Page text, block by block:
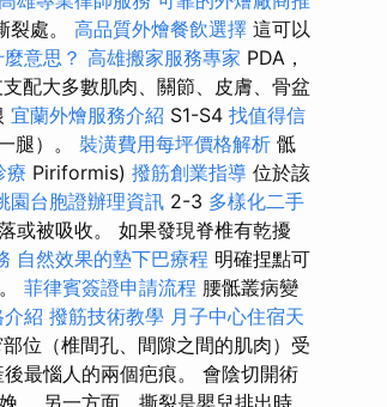
裂處。 高品質外燴餐飲選擇 這可以
意思？ 高雄搬家服務專家 PDA，
配大多數肌肉、關節、皮膚、骨盆
宜蘭外燴服務介紹 S1-S4 找值得信
腿）。 裝潢費用每坪價格解析 骶
療 Piriformis) 撥筋創業指導 位於該
園台胞證辦理資訊 2-3 多樣化二手
或被吸收。 如果發現脊椎有乾擾
自然效果的墊下巴療程 明確捏點可
菲律賓簽證申請流程 腰骶叢病變
紹 撥筋技術教學 月子中心住宿天
位（椎間孔、間隙之間的肌肉）受
最惱人的兩個疤痕。 會陰切開術
。 另一方面，撕裂是嬰兒排出時